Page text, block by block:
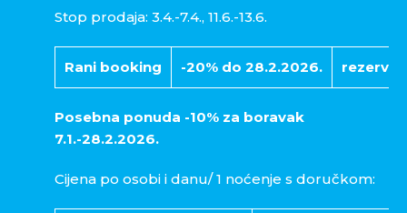
Stop prodaja: 3.4.-7.4., 11.6.-13.6.
Rani booking -20% do 28.2.2026.
Posebna ponuda -10% za boravak
7.1.-28.2.2026.
Cijena po osobi i danu/ 1 noćenje s doručkom: